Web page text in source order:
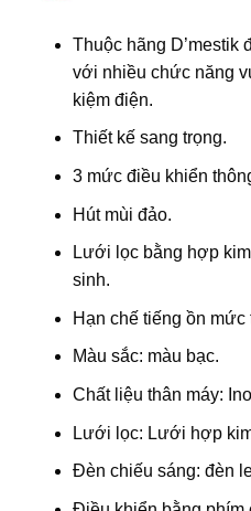
Thuộc hãng D’mestik
với nhiều chức năng
kiệm điện.
Thiết kế sang trọng.
3 mức điều khiển
Hút mùi đảo.
Lưới lọc bằng hợp
sinh.
Hạn chế tiếng ồn mức
Màu sắc: màu bạc.
Chất liệu thân máy:
Lưới lọc: Lưới hợp
Đèn chiếu sáng: đèn